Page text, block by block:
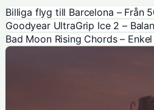
Billiga flyg till Barcelona – Från
Goodyear UltraGrip Ice 2 –
Bad Moon Rising Chords –